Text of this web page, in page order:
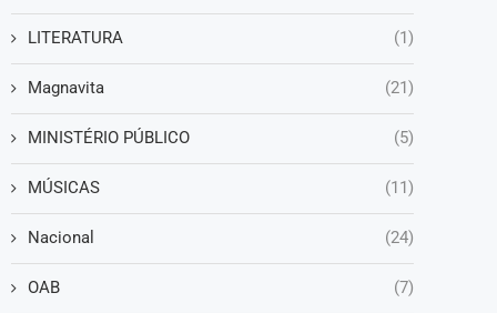
LITERATURA (1)
Magnavita (21)
MINISTÉRIO PÚBLICO (5)
MÚSICAS (11)
Nacional (24)
OAB (7)